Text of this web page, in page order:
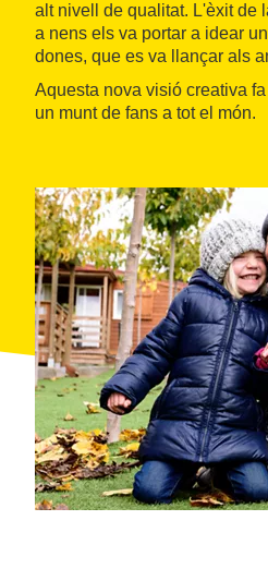
alt nivell de qualitat. L'èxit de
a nens els va portar a idear
dones, que es va llançar als
Aquesta nova visió creativa
un munt de fans a tot el món.